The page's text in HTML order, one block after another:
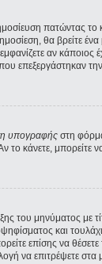
πατώντας το
θα βρείτε
αν κάποιος
επεξεργάστηκαν
υπογραφής στη
κάνετε, μπορείτε
του μηνύματος με
και
επίσης να
να επιτρέψετε στα